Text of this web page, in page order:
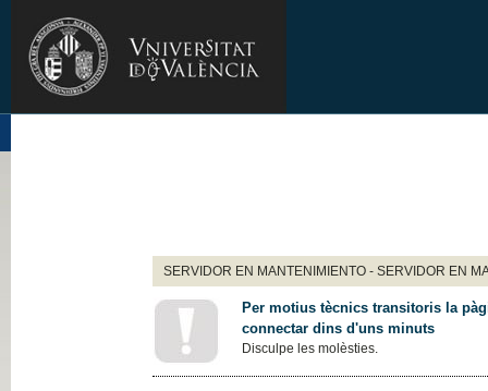
SERVIDOR EN MANTENIMIENTO - SERVIDOR EN
Per motius tècnics transitoris la
connectar dins d'uns minuts
Disculpe les molèsties.